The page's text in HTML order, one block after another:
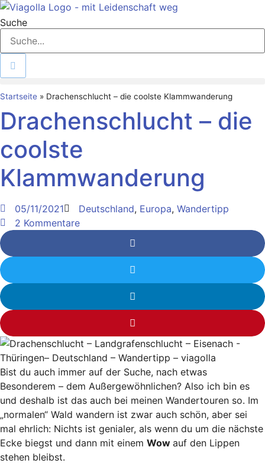
Zum
Inhalt
springen
Suche
Startseite » Drachenschlucht – die coolste Klammwanderung
Drachenschlucht – die
coolste
Klammwanderung
05/11/2021 Deutschland, Europa, Wandertipp
2 Kommentare
Bist du auch immer auf der Suche, nach etwas
Besonderem – dem Außergewöhnlichen? Also ich bin es
und deshalb ist das auch bei meinen Wandertouren so. Im
„normalen“ Wald wandern ist zwar auch schön, aber sei
mal ehrlich: Nichts ist genialer, als wenn du um die nächste
Ecke biegst und dann mit einem Wow auf den Lippen
stehen bleibst.